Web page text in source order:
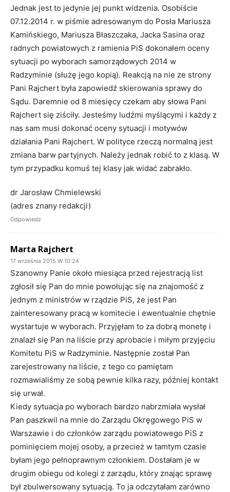
Jednak jest to jedynie jej punkt widzenia. Osobiście
07.12.2014 r. w piśmie adresowanym do Posła Mariusza
Kamińskiego, Mariusza Błaszczaka, Jacka Sasina oraz
radnych powiatowych z ramienia PiS dokonałem oceny
sytuacji po wyborach samorządowych 2014 w
Radzyminie (służę jego kopią). Reakcją na nie ze strony
Pani Rajchert była zapowiedź skierowania sprawy do
Sądu. Daremnie od 8 miesięcy czekam aby słowa Pani
Rajchert się ziściły. Jesteśmy ludźmi myślącymi i każdy z
nas sam musi dokonać oceny sytuacji i motywów
działania Pani Rajchert. W polityce rzeczą normalną jest
zmiana barw partyjnych. Należy jednak robić to z klasą. W
tym przypadku komuś tej klasy jak widać zabrakło.
dr Jarosław Chmielewski
(adres znany redakcji)
Odpowiedz
Marta Rajchert
17 września 2015 W 10:24
Szanowny Panie około miesiąca przed rejestracją list
zgłosił się Pan do mnie powołując się na znajomość z
jednym z ministrów w rządzie PiS, że jest Pan
zainteresowany pracą w komitecie i ewentualnie chętnie
wystartuje w wyborach. Przyjęłam to za dobrą monetę i
znalazł się Pan na liście przy aprobacie i miłym przyjęciu
Komitetu PiS w Radzyminie. Następnie został Pan
zarejestrowany na liście, z tego co pamiętam
rozmawialiśmy ze sobą pewnie kilka razy, później kontakt
się urwał.
Kiedy sytuacja po wyborach bardzo nabrzmiała wysłał
Pan paszkwil na mnie do Zarządu Okręgowego PiS w
Warszawie i do członków zarządu powiatowego PiS z
pominięciem mojej osoby, a przecież w tamtym czasie
byłam jego pełnoprawnym członkiem. Dostałam je w
drugim obiegu od kolegi z zarządu, który znając sprawę
był zbulwersowany sytuacją. To ja odczytałam zarówno